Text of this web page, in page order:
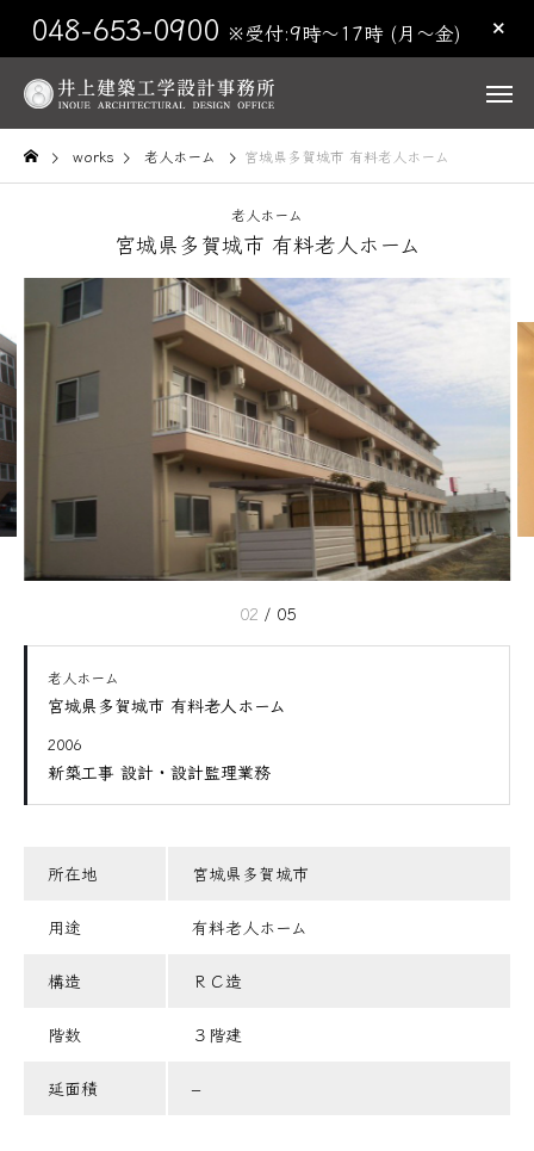
048-653-0900 ※受付:9時〜17時 (月〜金)
works 老人ホーム 宮城県多賀城市 有料老人ホーム
老人ホーム
宮城県多賀城市 有料老人ホーム
02 / 05
老人ホーム
宮城県多賀城市 有料老人ホーム
2006
新築工事 設計・設計監理業務
所在地 宮城県多賀城市
用途 有料老人ホーム
構造 ＲＣ造
階数 ３階建
延面積 –